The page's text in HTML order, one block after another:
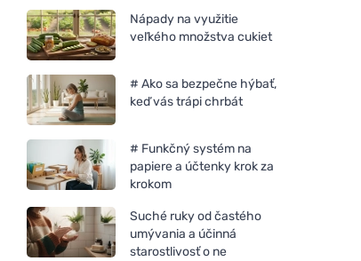
Nápady na využitie
veľkého množstva cukiet
# Ako sa bezpečne hýbať,
keď vás trápi chrbát
# Funkčný systém na
papiere a účtenky krok za
krokom
Suché ruky od častého
umývania a účinná
starostlivosť o ne